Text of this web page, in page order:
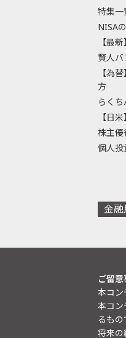
特集一
NISA
【最
賢人
【為
方
らく
【日
株主優
個人投
金融
ご留意
本コン
本コン
るも
将来の